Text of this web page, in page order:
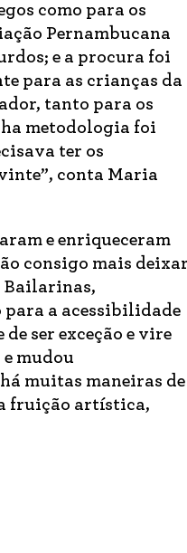
como para os
Pernambucana
e a procura foi
para as crianças da
tanto para os
metodologia foi
ter os
conta Maria
e enriqueceram
consigo mais deixar
Bailarinas,
a acessibilidade
de ser exceção e vire
mudou
muitas maneiras de
fruição artística,